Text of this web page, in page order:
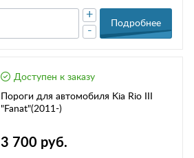
-
+
Подробнее
Доступен к заказу
Пороги для автомобиля Kia Rio III
"Fanat"(2011-)
3 700 руб.